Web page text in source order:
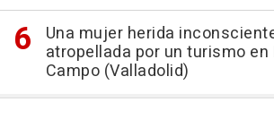
Una mujer herida
atropellada por un turismo en
Campo (Valladolid)